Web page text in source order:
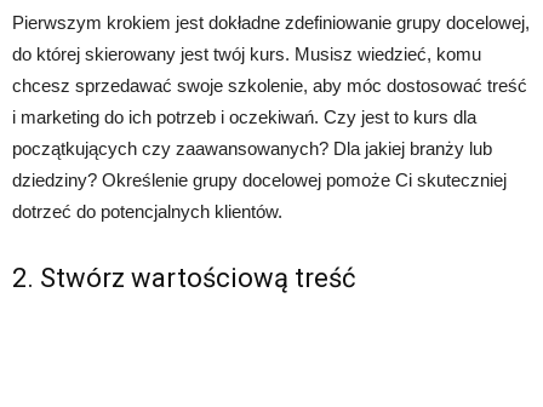
Pierwszym krokiem jest dokładne zdefiniowanie grupy docelowej,
do której skierowany jest twój kurs. Musisz wiedzieć, komu
chcesz sprzedawać swoje szkolenie, aby móc dostosować treść
i marketing do ich potrzeb i oczekiwań. Czy jest to kurs dla
początkujących czy zaawansowanych? Dla jakiej branży lub
dziedziny? Określenie grupy docelowej pomoże Ci skuteczniej
dotrzeć do potencjalnych klientów.
2. Stwórz wartościową treść